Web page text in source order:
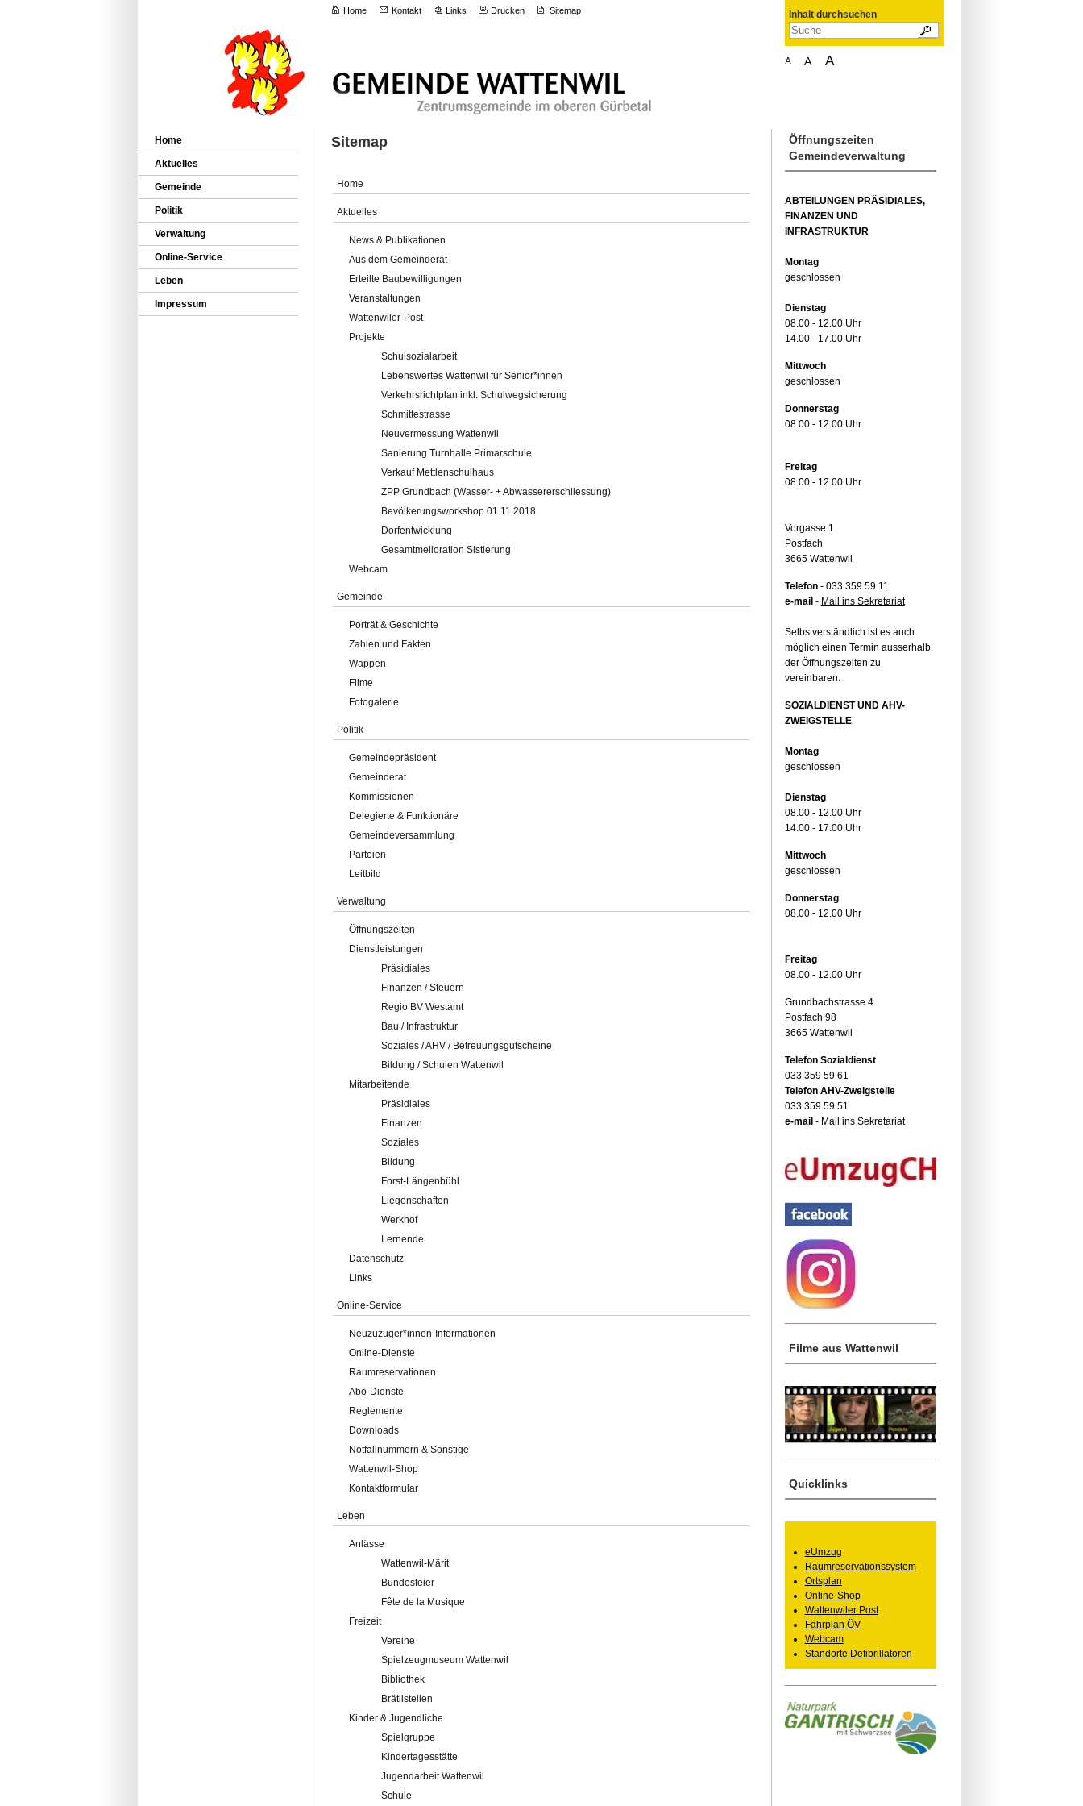
Home Kontakt Links Drucken Sitemap Inhalt durchsuchen
A A A
Home
Aktuelles
Gemeinde
Politik
Verwaltung
Online-Service
Leben
Impressum
Sitemap
Home
Aktuelles
News & Publikationen
Aus dem Gemeinderat
Erteilte Baubewilligungen
Veranstaltungen
Wattenwiler-Post
Projekte
Schulsozialarbeit
Lebenswertes Wattenwil für Senior*innen
Verkehrsrichtplan inkl. Schulwegsicherung
Schmittestrasse
Neuvermessung Wattenwil
Sanierung Turnhalle Primarschule
Verkauf Mettlenschulhaus
ZPP Grundbach (Wasser- + Abwassererschliessung)
Bevölkerungsworkshop 01.11.2018
Dorfentwicklung
Gesamtmelioration Sistierung
Webcam
Gemeinde
Porträt & Geschichte
Zahlen und Fakten
Wappen
Filme
Fotogalerie
Politik
Gemeindepräsident
Gemeinderat
Kommissionen
Delegierte & Funktionäre
Gemeindeversammlung
Parteien
Leitbild
Verwaltung
Öffnungszeiten
Dienstleistungen
Präsidiales
Finanzen / Steuern
Regio BV Westamt
Bau / Infrastruktur
Soziales / AHV / Betreuungsgutscheine
Bildung / Schulen Wattenwil
Mitarbeitende
Präsidiales
Finanzen
Soziales
Bildung
Forst-Längenbühl
Liegenschaften
Werkhof
Lernende
Datenschutz
Links
Online-Service
Neuzuzüger*innen-Informationen
Online-Dienste
Raumreservationen
Abo-Dienste
Reglemente
Downloads
Notfallnummern & Sonstige
Wattenwil-Shop
Kontaktformular
Leben
Anlässe
Wattenwil-Märit
Bundesfeier
Fête de la Musique
Freizeit
Vereine
Spielzeugmuseum Wattenwil
Bibliothek
Brätlistellen
Kinder & Jugendliche
Spielgruppe
Kindertagesstätte
Jugendarbeit Wattenwil
Schule
Öffnungszeiten
Gemeindeverwaltung
ABTEILUNGEN PRÄSIDIALES,
FINANZEN UND
INFRASTRUKTUR
Montag
geschlossen
Dienstag
08.00 - 12.00 Uhr
14.00 - 17.00 Uhr
Mittwoch
geschlossen
Donnerstag
08.00 - 12.00 Uhr
Freitag
08.00 - 12.00 Uhr
Vorgasse 1
Postfach
3665 Wattenwil
Telefon- 033 359 59 11
e-mail - Mail ins Sekretariat
Selbstverständlich ist es auch
möglich einen Termin ausserhalb
der Öffnungszeiten zu
vereinbaren.
SOZIALDIENST UND AHV-
ZWEIGSTELLE
Montag
geschlossen
Dienstag
08.00 - 12.00 Uhr
14.00 - 17.00 Uhr
Mittwoch
geschlossen
Donnerstag
08.00 - 12.00 Uhr
Freitag
08.00 - 12.00 Uhr
Grundbachstrasse 4
Postfach 98
3665 Wattenwil
Telefon Sozialdienst
033 359 59 61
Telefon AHV-Zweigstelle
033 359 59 51
e-mail - Mail ins Sekretariat
Filme aus Wattenwil
Quicklinks
eUmzug
Raumreservationssystem
Ortsplan
Online-Shop
Wattenwiler Post
Fahrplan ÖV
Webcam
Standorte Defibrillatoren